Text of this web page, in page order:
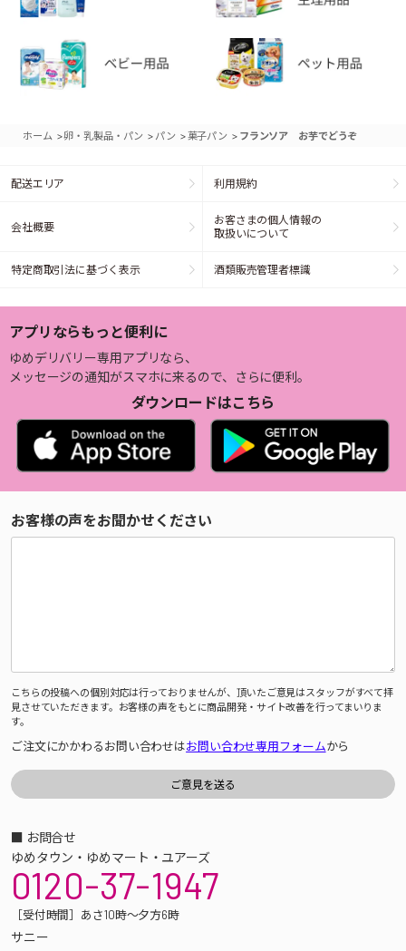
ホーム >卵・乳製品・パン > パン >菓子パン > フランソア お芋でどうぞ
配送エリア 利用規約
会社概要
お客さまの個人情報の
取扱いについて
特定商取引法に基づく表示 酒類販売管理者標識
アプリならもっと便利に
ゆめデリバリー専用アプリなら、
メッセージの通知がスマホに来るので、さらに便利。
ダウンロードはこちら
お客様の声をお聞かせください
こちらの投稿への個別対応は行っておりませんが、頂いたご意見はスタッフがすべて拝
見させていただきます。お客様の声をもとに商品開発・サイト改善を行ってまいりま
す。
ご注文にかかわるお問い合わせはお問い合わせ専用フォームから
■ お問合せ
ゆめタウン・ゆめマート・ユアーズ
0120-37-1947
［受付時間］あさ10時～夕方6時
サニー